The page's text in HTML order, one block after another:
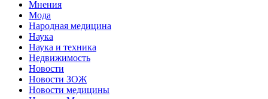
Мнения
Мода
Народная медицина
Наука
Наука и техника
Недвижимость
Новости
Новости ЗОЖ
Новости медицины